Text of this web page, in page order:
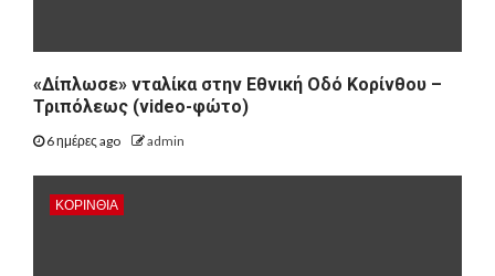
«Δίπλωσε» νταλίκα στην Εθνική Oδό Κορίνθου –
Τριπόλεως (video-φώτο)
6 ημέρες ago admin
ΚΟΡΙΝΘΊΑ